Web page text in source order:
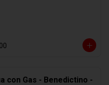
con Gas - Benedictino -